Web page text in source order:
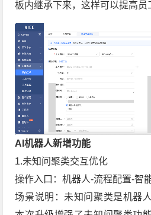
板内继承下来，这样可以提高员
AI机器人新增功能
1.未知问聚类交互优化
操作入口：机器人-流程配置-智
场景说明：未知问聚类是机器